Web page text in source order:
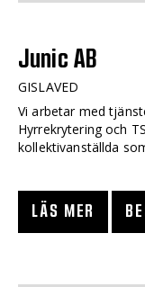
Junic AB
GISLAVED
Vi arbetar med
Hyrrekrytering och
kollektivanställda
LÄS MER